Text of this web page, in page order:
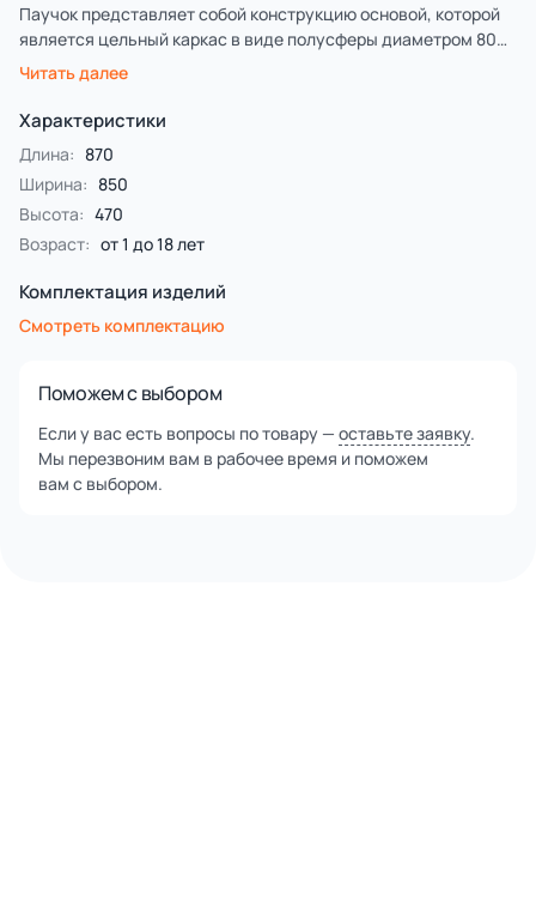
Паучок представляет собой конструкцию основой, которой
является цельный каркас в виде полусферы диаметром 800
мм. Каркас изготовлен на основе композитных материалов.
По всей площади каркас покрыт слоем цветной
искусственной каучуковой TPV крошкой, образуя рисунок и
форму паучка.
Читать далее
Характеристики
Длина: 870
Ширина: 850
Высота: 470
Возраст: от 1 до 18 лет
Комплектация изделий
Смотреть комплектацию
Поможем с выбором
Если у вас есть вопросы по товару — оставьте заявку.
Мы перезвоним вам в рабочее время и поможем
вам с выбором.